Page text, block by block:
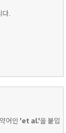
다.
어인 'et al.'을 붙입